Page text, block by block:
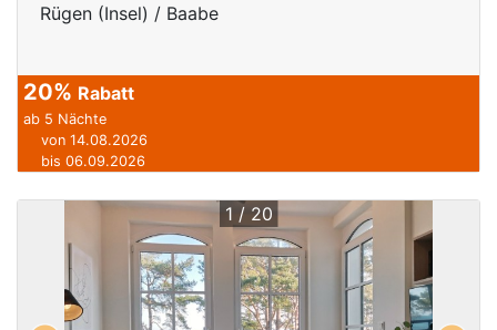
Rügen (Insel) / Baabe
20% Rabatt
ab 5 Nächte
von 14.08.2026
bis 06.09.2026
1 / 20